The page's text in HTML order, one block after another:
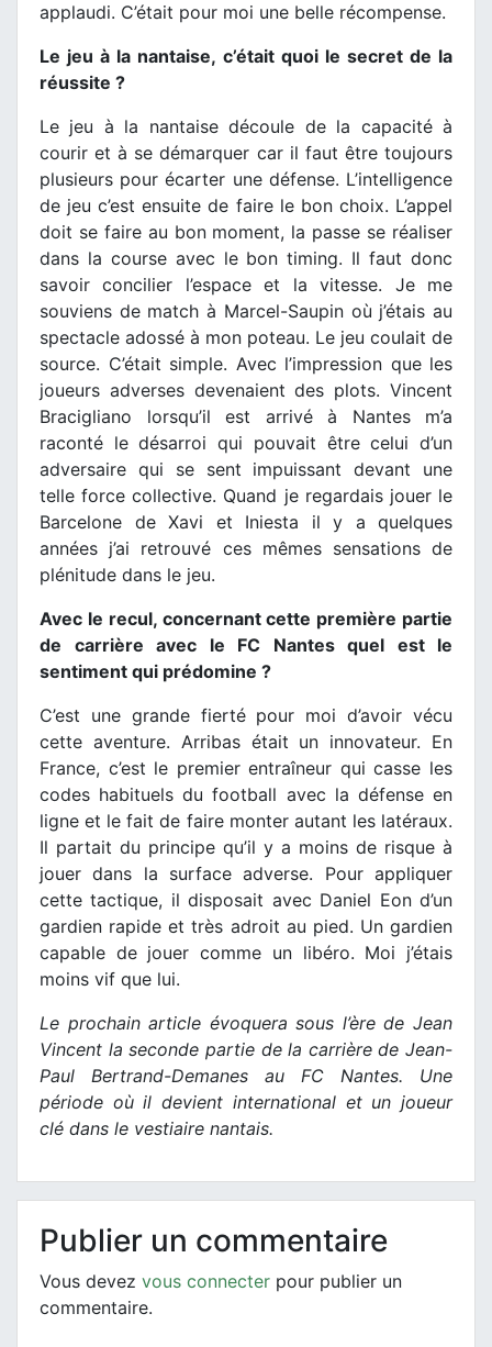
applaudi. C’était pour moi une belle récompense.
Le jeu à la nantaise, c’était quoi le secret de la
réussite ?
Le jeu à la nantaise découle de la capacité à
courir et à se démarquer car il faut être toujours
plusieurs pour écarter une défense. L’intelligence
de jeu c’est ensuite de faire le bon choix. L’appel
doit se faire au bon moment, la passe se réaliser
dans la course avec le bon timing. Il faut donc
savoir concilier l’espace et la vitesse. Je me
souviens de match à Marcel-Saupin où j’étais au
spectacle adossé à mon poteau. Le jeu coulait de
source. C’était simple. Avec l’impression que les
joueurs adverses devenaient des plots. Vincent
Bracigliano lorsqu’il est arrivé à Nantes m’a
raconté le désarroi qui pouvait être celui d’un
adversaire qui se sent impuissant devant une
telle force collective. Quand je regardais jouer le
Barcelone de Xavi et Iniesta il y a quelques
années j’ai retrouvé ces mêmes sensations de
plénitude dans le jeu.
Avec le recul, concernant cette première partie
de carrière avec le FC Nantes quel est le
sentiment qui prédomine ?
C’est une grande fierté pour moi d’avoir vécu
cette aventure. Arribas était un innovateur. En
France, c’est le premier entraîneur qui casse les
codes habituels du football avec la défense en
ligne et le fait de faire monter autant les latéraux.
Il partait du principe qu’il y a moins de risque à
jouer dans la surface adverse. Pour appliquer
cette tactique, il disposait avec Daniel Eon d’un
gardien rapide et très adroit au pied. Un gardien
capable de jouer comme un libéro. Moi j’étais
moins vif que lui.
Le prochain article évoquera sous l’ère de Jean
Vincent la seconde partie de la carrière de Jean-
Paul Bertrand-Demanes au FC Nantes. Une
période où il devient international et un joueur
clé dans le vestiaire nantais.
Publier un commentaire
Vous devez vous connecter pour publier un
commentaire.